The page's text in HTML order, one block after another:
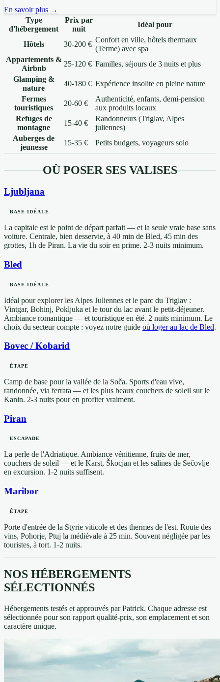
En savoir plus →
Type
d'hébergement
Prix par
nuit
Idéal pour
Hôtels 30-200 €
Confort en ville, hôtels thermaux
(Terme) avec spa
Appartements &
Airbnb
25-120 € Familles, séjours de 3 nuits et plus
Glamping &
nature
40-180 € Expérience insolite en pleine nature
Fermes
touristiques
20-60 €
Authenticité, enfants, demi-pension
aux produits locaux
Refuges de
montagne
15-40 €
Randonneurs (Triglav, Alpes
juliennes)
Auberges de
jeunesse
15-35 € Petits budgets, voyageurs solo
OÙ POSER SES VALISES
Ljubljana
BASE IDÉALE
La capitale est le point de départ parfait — et la seule vraie base sans
voiture. Centrale, bien desservie, à 40 min de Bled, 45 min des
grottes, 1h de Piran. La vie du soir en prime. 2-3 nuits minimum.
Bled
BASE IDÉALE
Idéal pour explorer les Alpes Juliennes et le parc du Triglav :
Vintgar, Bohinj, Pokljuka et le tour du lac avant le petit-déjeuner.
Ambiance romantique — et touristique en été. 2 nuits minimum. Le
choix du secteur compte : voyez notre guide où loger au lac de Bled.
Bovec / Kobarid
ÉTAPE
Camp de base pour la vallée de la Soča. Sports d'eau vive,
randonnée, via ferrata — et les plus beaux couchers de soleil sur le
Kanin. 2-3 nuits pour en profiter vraiment.
Piran
ESCAPADE
La perle de l'Adriatique. Ambiance vénitienne, fruits de mer,
couchers de soleil — et le Karst, Škocjan et les salines de Sečovlje
en excursion. 1-2 nuits suffisent.
Maribor
ÉTAPE
Porte d'entrée de la Styrie viticole et des thermes de l'est. Route des
vins, Pohorje, Ptuj la médiévale à 25 min. Souvent négligée par les
touristes, à tort. 1-2 nuits.
NOS HÉBERGEMENTS
SÉLECTIONNÉS
Hébergements testés et approuvés par Patrick. Chaque adresse est
sélectionnée pour son rapport qualité-prix, son emplacement et son
caractère unique.